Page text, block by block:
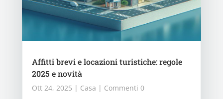
Affitti brevi e locazioni turistiche: regole
2025 e novità
Ott 24, 2025 | Casa | Commenti 0